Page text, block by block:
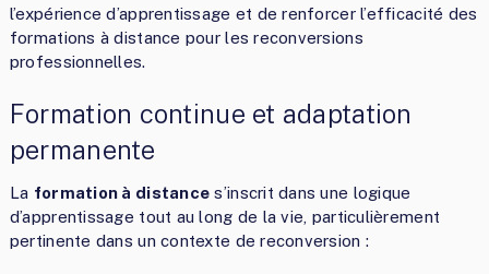
l’expérience d’apprentissage et de renforcer l’efficacité des
formations à distance pour les reconversions
professionnelles.
Formation continue et adaptation
permanente
La formation à distance s’inscrit dans une logique
d’apprentissage tout au long de la vie, particulièrement
pertinente dans un contexte de reconversion :